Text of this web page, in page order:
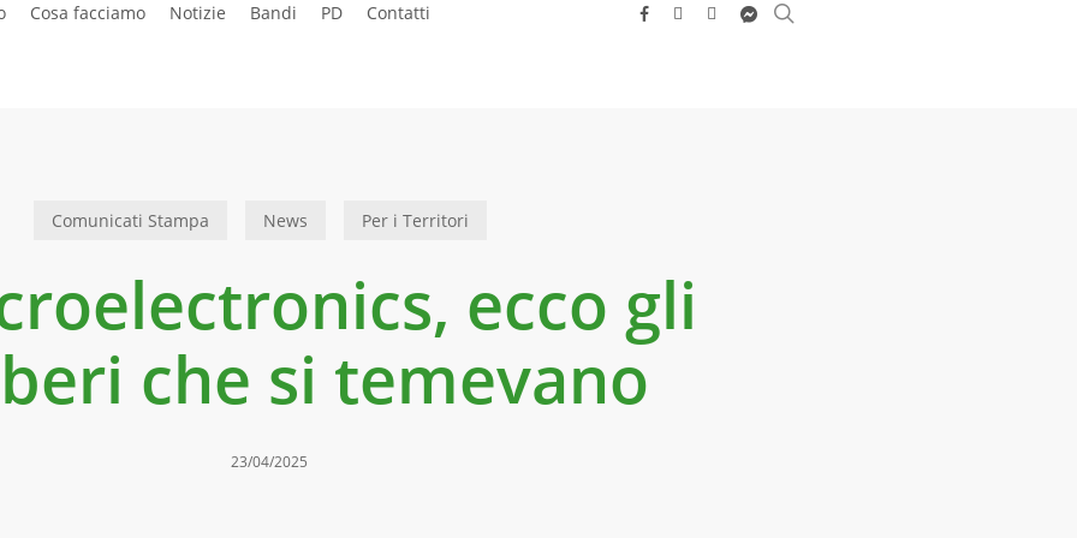
Cosa facciamo Notizie Bandi PD Contatti facebook
youtubeinstagram
messenger
Comunicati Stampa News Per i Territori
ecco gli
che si temevano
23/04/2025